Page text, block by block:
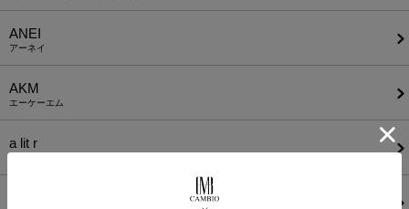
ANEI
アーネイ
AKM
エーケーエム
a lit r